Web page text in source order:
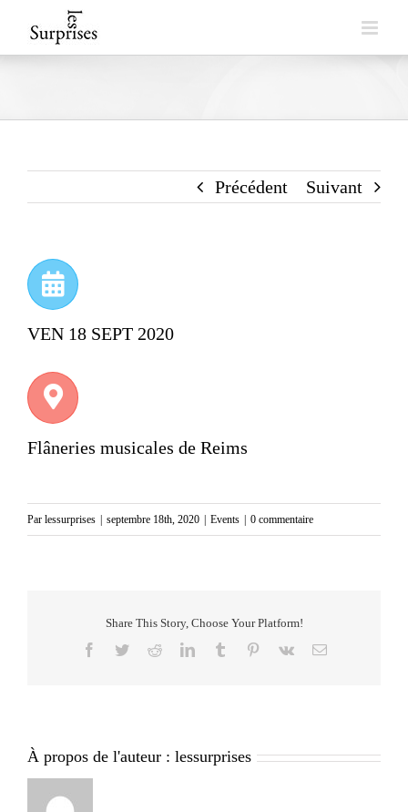
to
Précédent Suivant
VEN 18 SEPT 2020
Flâneries musicales de Reims
Par lessurprises | septembre 18th, 2020 | Events | 0 commentaire
Share This Story, Choose Your Platform!
Facebook
TwitterRedditLinkedInTumblr Pinterest
Vk Email
À propos de l'auteur : lessurprises